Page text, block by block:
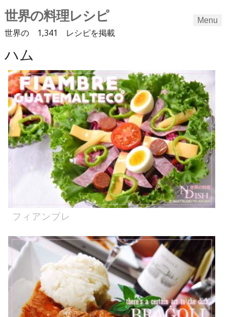
世界の料理レシピ
世界の 1,341 レシピを掲載
Menu
Skip
content
ハム
フィアンブレ